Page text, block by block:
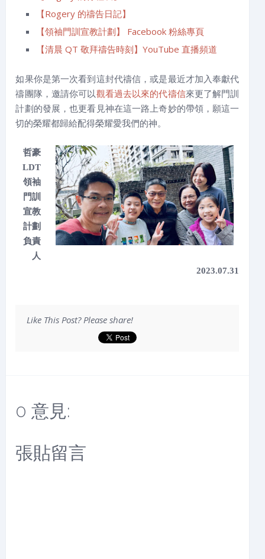
【Rogery 的禱告日記】
【領袖門訓宣教計劃】 Facebook 粉絲專頁
【清晨 QT 敬拜禱告時刻】YouTube 直播頻道
如果你是第一次看到這封代禱信，或是最近才加入奉獻代
禱團隊，邀請你可以觀看過去以來的代禱信來更了解門訓
計劃的發展，也更看見神在這一路上奇妙的帶領，願這一
切的榮耀都歸給配得榮耀愛我們的神。
哲豪
LDT
領袖
門訓
宣教
計劃
負責
人
2023.07.31
Like This Post? Please share!
0 意見:
張貼留言